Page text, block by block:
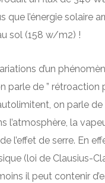
que l’énergie solaire
sol (158 w/m2) !
d’un
parle de ” rétroaction
on parle
l’atmosphère, la
l’effet de serre. En
(loi de Clausius-
il peut contenir